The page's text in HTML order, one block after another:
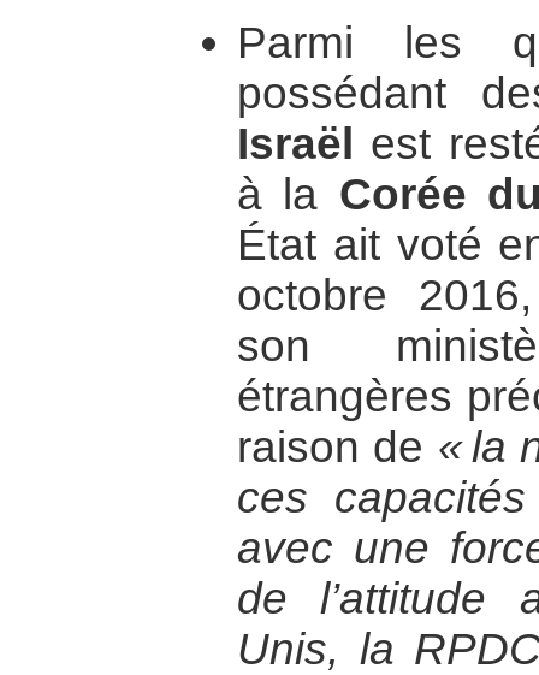
Parmi les
possédant
Israël est
à la Corée
État ait voté
octobre
son
étrangères
raison de « la
ces
avec une
de l’attitude
Unis, la